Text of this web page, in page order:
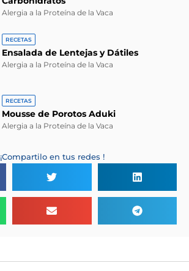
Alergia a la Proteína de la Vaca
RECETAS
Ensalada de Lentejas y Dátiles
Alergia a la Proteína de la Vaca
RECETAS
Mousse de Porotos Aduki
Alergia a la Proteína de la Vaca
¡Compartilo en tus redes !